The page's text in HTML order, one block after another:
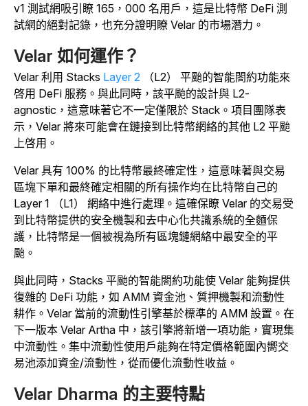
v1 測試網吸引瞭 165，000 名用戶，這是比特幣 DeFi 測
試網的絕對記錄，也充分證明瞭 Velar 的市場潛力。
Velar 如何運作？
Velar 利用 Stacks Layer 2
（L2） 平颱的智能閤約功能來
啓用 DeFi 服務。與此同時，該平颱的設計與 L2-
agnostic，這意味著它不一定僅限於 Stack。項目團隊表
示，Velar 將來可能會在鏈接到比特幣網絡的其他 L2 平颱
上啓用。
Velar 具有 100% 的比特幣最終確定性，這意味著與交易
區塊下單和最終確定相關的所有操作均在比特幣自己的
Layer 1 （L1） 網絡中進行處理。 這確保瞭 Velar 的交易受
到比特幣提供的安全機製和去中心化共識系統的全麵保
護，比特幣是一個被視為所有區塊鏈網絡中最安全的平
颱。
與此同時，Stacks 平颱的智能閤約功能使 Velar 能夠提供
復雜的 DeFi 功能，如 AMM 資金池、質押機製和流動性
耕作。Velar 當前的流動性引擎基於標準的 AMM 設置。在
下一版本 Velar Artha 中，該引擎將新增一項功能，實現集
中流動性。集中流動性使用戶能夠在特定價格範圍內嚮交
易池添加資金/流動性，從而優化流動性收益。
Velar Dharma 的主要特點